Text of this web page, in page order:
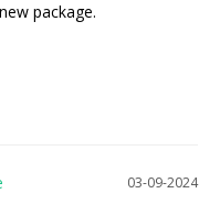
package.
03-09-2024